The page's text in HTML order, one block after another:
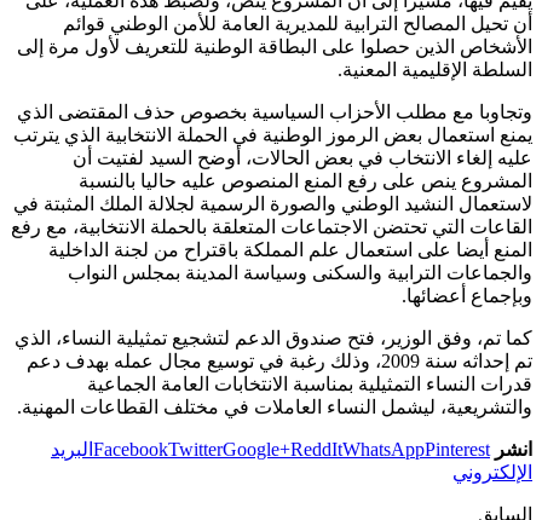
أن تحيل المصالح الترابية للمديرية العامة للأمن الوطني قوائم
الأشخاص الذين حصلوا على البطاقة الوطنية للتعريف لأول مرة إلى
السلطة الإقليمية المعنية.
وتجاوبا مع مطلب الأحزاب السياسية بخصوص حذف المقتضى الذي
يمنع استعمال بعض الرموز الوطنية في الحملة الانتخابية الذي يترتب
عليه إلغاء الانتخاب في بعض الحالات، أوضح السيد لفتيت أن
المشروع ينص على رفع المنع المنصوص عليه حاليا بالنسبة
لاستعمال النشيد الوطني والصورة الرسمية لجلالة الملك المثبتة في
القاعات التي تحتضن الاجتماعات المتعلقة بالحملة الانتخابية، مع رفع
المنع أيضا على استعمال علم المملكة باقتراح من لجنة الداخلية
والجماعات الترابية والسكنى وسياسة المدينة بمجلس النواب
وبإجماع أعضائها.
كما تم، وفق الوزير، فتح صندوق الدعم لتشجيع تمثيلية النساء، الذي
تم إحداثه سنة 2009، وذلك رغبة في توسيع مجال عمله بهدف دعم
قدرات النساء التمثيلية بمناسبة الانتخابات العامة الجماعية
والتشريعية، ليشمل النساء العاملات في مختلف القطاعات المهنية.
انشر FacebookTwitterGoogle+ReddItWhatsAppPinterest
البريد
الإلكتروني
السابق